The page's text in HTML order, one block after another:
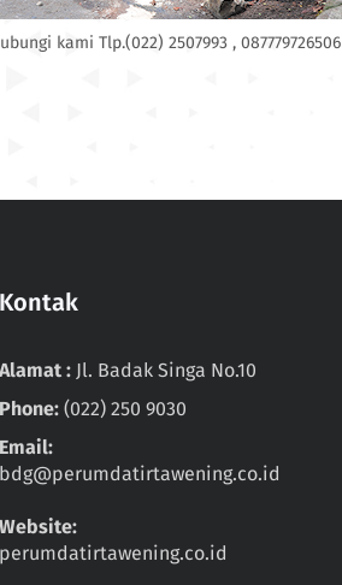
kami Tlp.(022) 2507993 , 087779726506
Kontak
Alamat : Jl. Badak Singa No.10
Phone: (022) 250 9030
Email:
bdg@perumdatirtawening.co.id
Website:
perumdatirtawening.co.id